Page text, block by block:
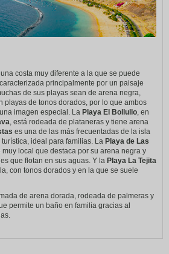
costa muy diferente a la que se puede
principalmente por un paisaje
de sus playas sean de arena negra,
playas de tonos dorados, por lo que ambos
imagen especial. La Playa El Bollullo , en
, está rodeada de plataneras y tiene arena
es una de las más frecuentadas de la isla
ideal para familias. La Playa de Las
local que destaca por su arena negra y
que flotan en sus aguas. Y la Playa La Tejita
con tonos dorados y en la que se suele
de arena dorada, rodeada de palmeras y
permite un baño en familia gracias al